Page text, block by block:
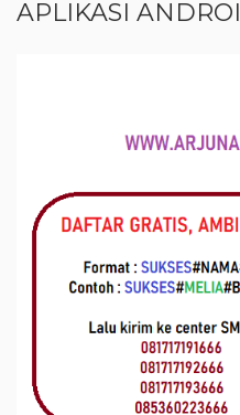
APLIKASI